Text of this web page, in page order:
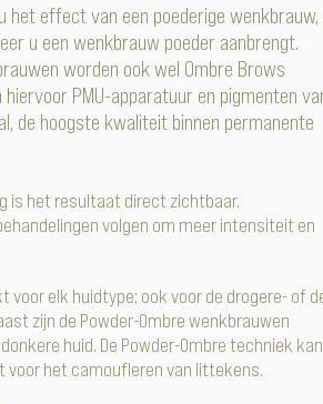
het effect van een poederige wenkbrauw,
u een wenkbrauw poeder aanbrengt.
worden ook wel Ombre Brows
hiervoor PMU-apparatuur en pigmenten
de hoogste kwaliteit binnen permanente
is het resultaat direct zichtbaar.
volgen om meer intensiteit en
voor elk huidtype; ook voor de drogere- of
zijn de Powder-Ombre wenkbrauwen
huid. De Powder-Ombre techniek kan
voor het camoufleren van littekens.